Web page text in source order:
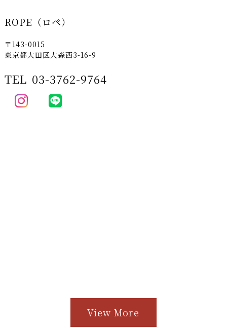
ROPE（ロペ）
〒143-0015
東京都大田区大森西3-16-9
TEL 03-3762-9764
View More